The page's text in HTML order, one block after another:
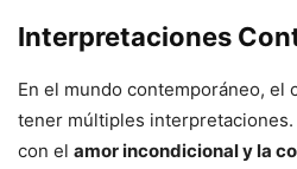
Interpretaciones
En el mundo contemporáneo, el
tener múltiples interpretaciones.
con el amor incondicional y la